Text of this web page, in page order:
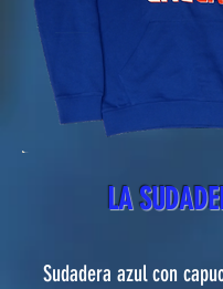
LA
Sudadera azul con